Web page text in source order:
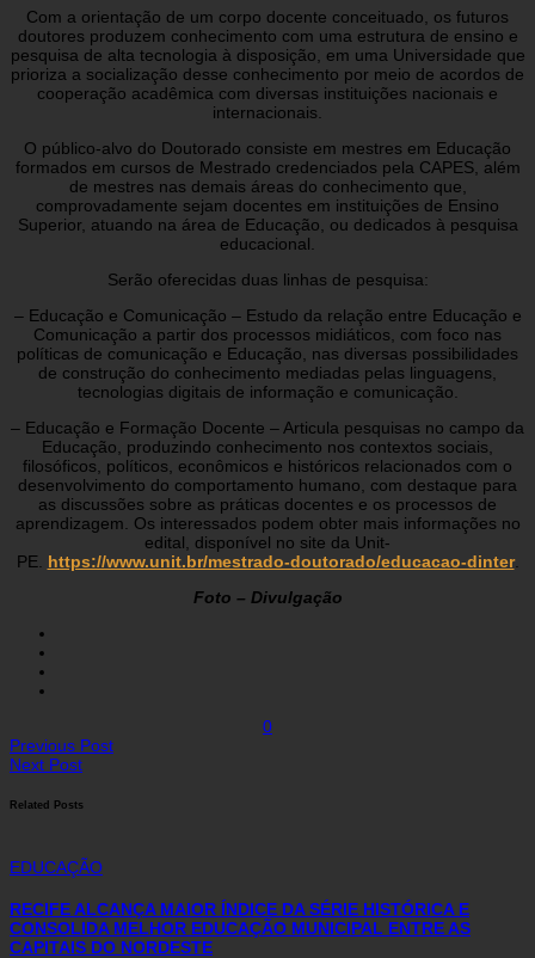
Com a orientação de um corpo docente conceituado, os futuros
doutores produzem conhecimento com uma estrutura de ensino e
pesquisa de alta tecnologia à disposição, em uma Universidade que
prioriza a socialização desse conhecimento por meio de acordos de
cooperação acadêmica com diversas instituições nacionais e
internacionais.
O público-alvo do Doutorado consiste em mestres em Educação
formados em cursos de Mestrado credenciados pela CAPES, além
de mestres nas demais áreas do conhecimento que,
comprovadamente sejam docentes em instituições de Ensino
Superior, atuando na área de Educação, ou dedicados à pesquisa
educacional.
Serão oferecidas duas linhas de pesquisa:
– Educação e Comunicação – Estudo da relação entre Educação e
Comunicação a partir dos processos midiáticos, com foco nas
políticas de comunicação e Educação, nas diversas possibilidades
de construção do conhecimento mediadas pelas linguagens,
tecnologias digitais de informação e comunicação.
– Educação e Formação Docente – Articula pesquisas no campo da
Educação, produzindo conhecimento nos contextos sociais,
filosóficos, políticos, econômicos e históricos relacionados com o
desenvolvimento do comportamento humano, com destaque para
as discussões sobre as práticas docentes e os processos de
aprendizagem. Os interessados podem obter mais informações no
edital, disponível no site da Unit-
PE. https://www.unit.br/mestrado-doutorado/educacao-dinter.
Foto – Divulgação
0
Previous Post
Next Post
Related Posts
EDUCAÇÃO
RECIFE ALCANÇA MAIOR ÍNDICE DA SÉRIE HISTÓRICA E
CONSOLIDA MELHOR EDUCAÇÃO MUNICIPAL ENTRE AS
CAPITAIS DO NORDESTE